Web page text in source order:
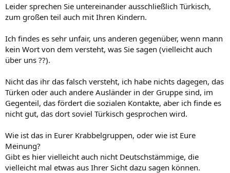
Leider sprechen Sie untereinander ausschließlich Türkisch,
zum großen teil auch mit Ihren Kindern.
Ich findes es sehr unfair, uns anderen gegenüber, wenn mann
kein Wort von dem versteht, was Sie sagen (vielleicht auch
über uns ??).
Nicht das ihr das falsch versteht, ich habe nichts dagegen, das
Türken oder auch andere Ausländer in der Gruppe sind, im
Gegenteil, das fördert die sozialen Kontakte, aber ich finde es
nicht gut, das dort soviel Türkisch gesprochen wird.
Wie ist das in Eurer Krabbelgruppen, oder wie ist Eure
Meinung?
Gibt es hier vielleicht auch nicht Deutschstämmige, die
vielleicht mal etwas aus Ihrer Sicht dazu sagen können.